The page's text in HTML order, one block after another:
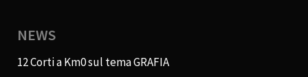
NEWS
12 Corti a Km0 sul tema GRAFIA